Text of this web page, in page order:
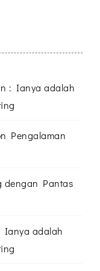
: Ianya adalah
Pengalaman
dengan Pantas
Ianya adalah